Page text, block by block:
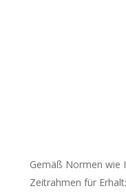
Gemäß Normen wie
Zeitrahmen für